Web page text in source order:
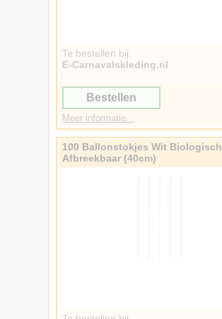
Te bestellen bij:
E-Carnavalskleding.nl
Bestellen
Meer informatie...
100 Ballonstokjes Wit Biologisch
Afbreekbaar (40cm)